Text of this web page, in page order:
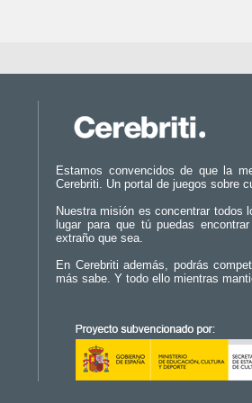
Estamos convencidos de que la
Cerebriti. Un portal de juegos sobre
Nuestra misión es concentrar todos
lugar para que tú puedas
extraño que sea.
En Cerebriti además, podrás
más sabe. Y todo ello mientras